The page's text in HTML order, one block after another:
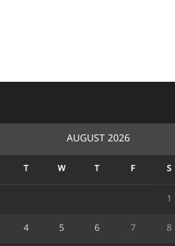
AUGUST 2026
T W T F S
1
4 5 6 7 8